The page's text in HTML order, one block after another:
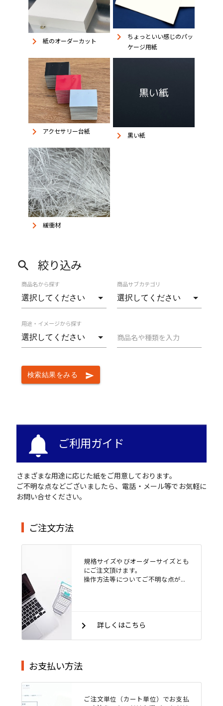
keyboard_arrow_right 紙のオーダーカット keyboard_arrow_right
ちょっといい感じのパッ
ケージ用紙
keyboard_arrow_right アクセサリー台紙 keyboard_arrow_right 黒い紙
keyboard_arrow_right 緩衝材
search 絞り込み
商品名から探す 商品サブカテゴリ
用途・イメージから探す
商品名や種類を入力
send
検索結果をみる
notifications ご利用ガイド
さまざまな用途に応じた紙をご用意しております。
ご不明な点などございましたら、電話・メール等でお気軽に
お問い合せください。
ご注文方法
規格サイズやびオーダーサイズとも
にご注文頂けます。
操作方法等についてご不明な点が...
keyboard_arrow_right 詳しくはこちら
お支払い方法
ご注文単位（カート単位）でお支払